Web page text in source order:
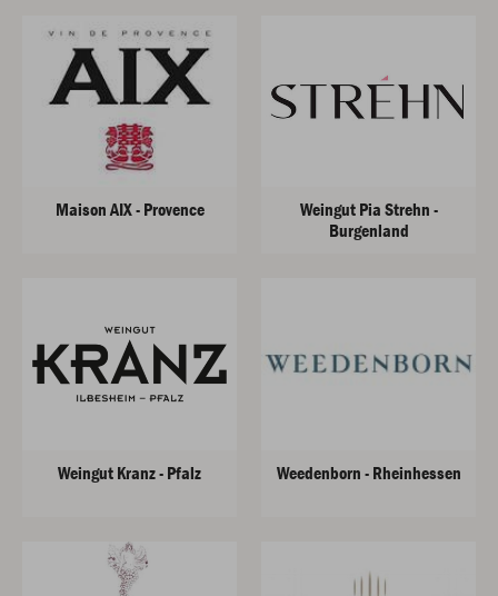
Maison AIX - Provence
Weingut Pia Strehn -
Burgenland
Weingut Kranz - Pfalz Weedenborn - Rheinhessen